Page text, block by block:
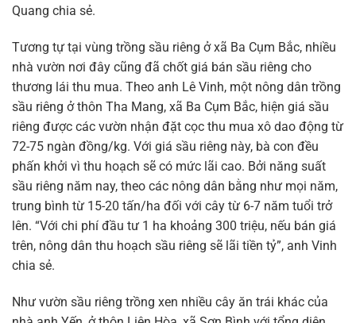
Quang chia sẻ.
Tương tự tại vùng trồng sầu riêng ở xã Ba Cụm Bắc, nhiều
nhà vườn nơi đây cũng đã chốt giá bán sầu riêng cho
thương lái thu mua. Theo anh Lê Vinh, một nông dân trồng
sầu riêng ở thôn Tha Mang, xã Ba Cụm Bắc, hiện giá sầu
riêng được các vườn nhận đặt cọc thu mua xô dao động từ
72-75 ngàn đồng/kg. Với giá sầu riêng này, bà con đều
phấn khởi vì thu hoạch sẽ có mức lãi cao. Bởi năng suất
sầu riêng năm nay, theo các nông dân bằng như mọi năm,
trung bình từ 15-20 tấn/ha đối với cây từ 6-7 năm tuổi trở
lên. “Với chi phí đầu tư 1 ha khoảng 300 triệu, nếu bán giá
trên, nông dân thu hoạch sầu riêng sẽ lãi tiền tỷ”, anh Vinh
chia sẻ.
Như vườn sầu riêng trồng xen nhiều cây ăn trái khác của